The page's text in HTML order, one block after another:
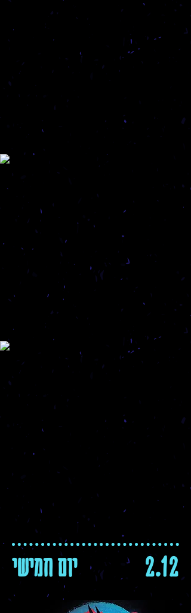
Sisypha
יורם
כרמי
אוסף החושך
תיאטרון
קומקום
יום חמישי 2.12